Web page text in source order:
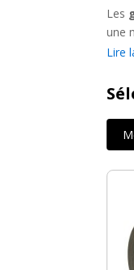
Les
une
Lire